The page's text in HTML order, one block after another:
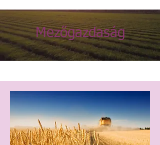
Mezőgazdaság